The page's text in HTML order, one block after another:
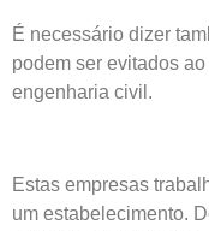
É necessário dizer
podem ser evitados
engenharia civil.
Estas empresas
um estabelecimento.